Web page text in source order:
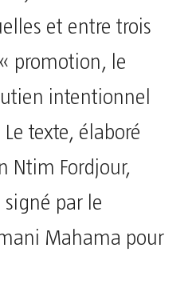
et entre trois
promotion, le
intentionnel
Le texte, élaboré
Ntim Fordjour,
par le
Mahama pour